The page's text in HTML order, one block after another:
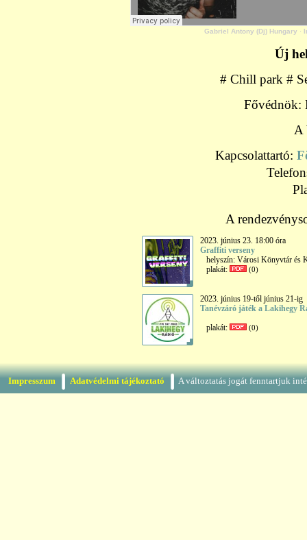
Gabriel Antony (Dj) Hungary ·
Új
# Chill park #
Fővédnök:
A
Kapcsolattartó:
A
2023. június 23. 18:00 óra
Graffiti verseny
helyszín: Városi Könyvtár és
plakát:
(0)
2023. június 19-től június 21-ig
Tanévzáró játék a Lakihegy
plakát:
(0)
Impresszum Adatvédelmi tájékoztató A változtatás jogát fenntartjuk